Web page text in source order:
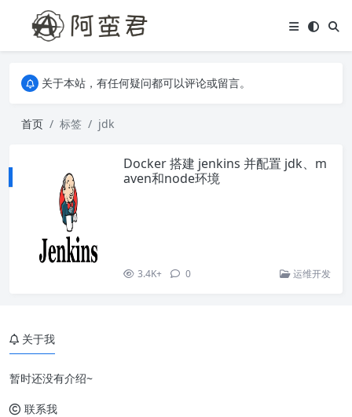
关于本站，有任何疑问都可以评论或留言。
关于本站，有任何疑问都可以评论或留言。
首页
标签 jdk
Docker 搭建 jenkins 并配置 jdk、m
aven和node环境
3.4K+ 0 运维开发
关于我
暂时还没有介绍~
联系我